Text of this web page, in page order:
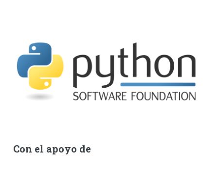
Con el apoyo de